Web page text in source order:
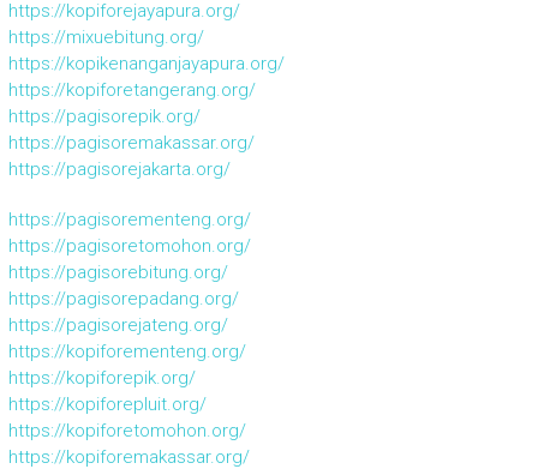
https://kopiforejayapura.org/
https://mixuebitung.org/
https://kopikenanganjayapura.org/
https://kopiforetangerang.org/
https://pagisorepik.org/
https://pagisoremakassar.org/
https://pagisorejakarta.org/
https://pagisorementeng.org/
https://pagisoretomohon.org/
https://pagisorebitung.org/
https://pagisorepadang.org/
https://pagisorejateng.org/
https://kopiforementeng.org/
https://kopiforepik.org/
https://kopiforepluit.org/
https://kopiforetomohon.org/
https://kopiforemakassar.org/